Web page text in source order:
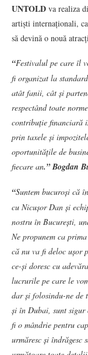
UNTOLD va realiza
artiști internaționali,
să devină o nouă
“Festivalul pe care îl
fi organizat la
atât fanii, cât și
respectând toate
contribuție financiară
prin taxele și
oportunitățile de
fiecare an.” Bogdan
“Suntem bucuroși că
cu Nicușor Dan și
nostru în București,
Ne propunem ca
că nu va fi deloc ușor
ce-și doresc cu
lucrurile pe care le
dar și folosindu-ne de
și în Dubai, sunt sigur
fi o mândrie pentru
urmăresc și